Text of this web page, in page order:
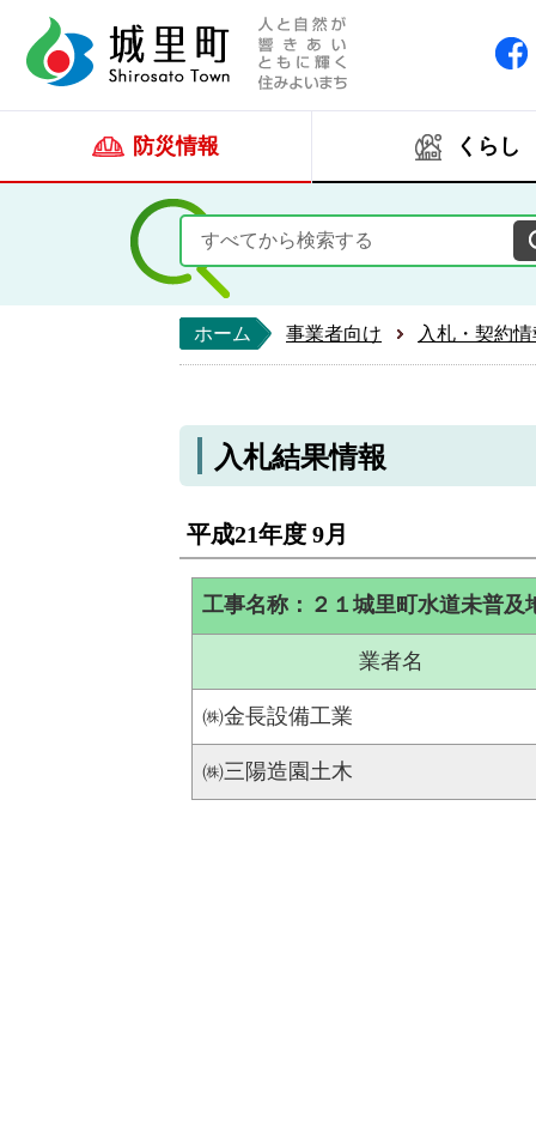
防災情報 くらし
ホーム 事業者向け 入札・契約
入札結果情報
平成21年度 9月
工事名称：２１城里町水道未普
業者名
㈱金長設備工業
㈱三陽造園土木